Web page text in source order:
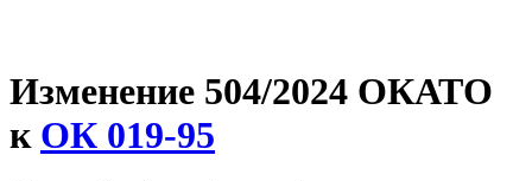
Изменение 504/2024 ОКАТО
к ОК 019-95